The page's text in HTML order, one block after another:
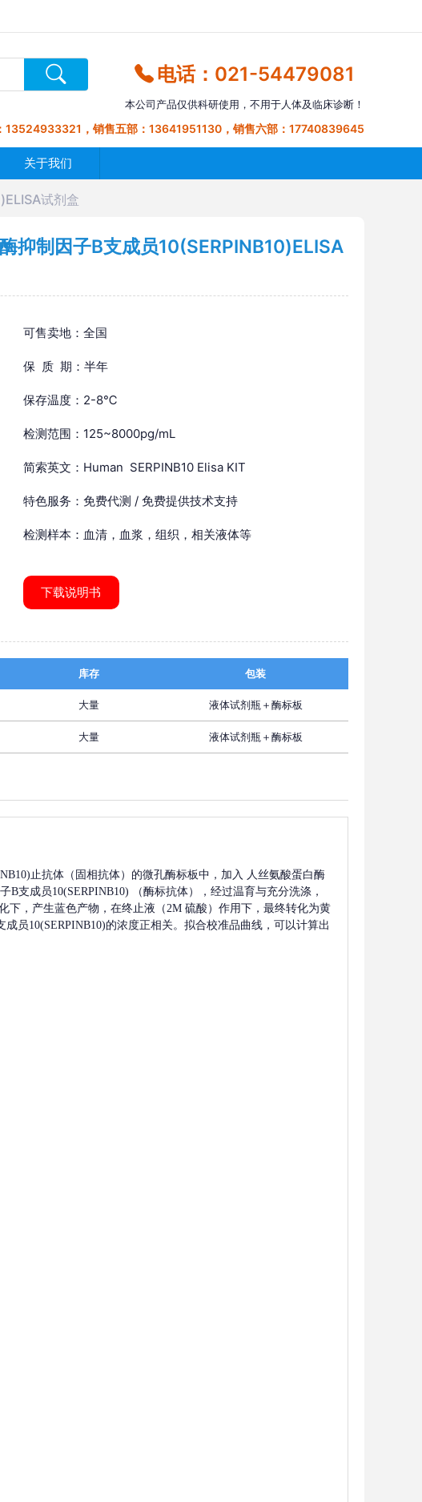
电话：021-54479081
本公司产品仅供科研使用，不用于人体及临床诊断！
，销售五部：13641951130，销售六部：17740839645
关于我们
试剂盒
抑制因子B支成员10(SERPINB10)ELISA
可售卖地：全国
保 质 期：半年
保存温度：2-8℃
检测范围：125~8000pg/mL
简索英文：Human SERPINB10 Elisa KIT
特色服务：免费代测 / 免费提供技术支持
检测样本：血清，血浆，组织，相关液体等
下载说明书
库存 包装
大量 液体试剂瓶＋酶标板
大量 液体试剂瓶＋酶标板
止抗体（固相抗体）的微孔酶标板中，加入 人丝氨酸蛋白酶
B支成员10(SERPINB10)
（酶标抗体），经过温育与充分洗涤，
下，产生蓝色产物，在终止液（2M 硫酸）作用下，最终转化为黄
员10(SERPINB10)的浓度正相关。拟合校准品曲线，可以计算出